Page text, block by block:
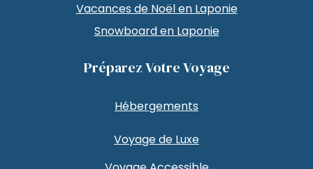
Vacances de Noël en Laponie
Snowboard en Laponie
Préparez Votre Voyage
Hébergements
Voyage de Luxe